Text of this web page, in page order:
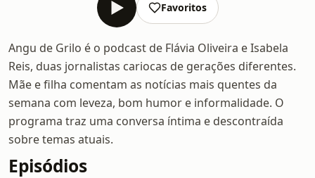
Favoritos
Angu de Grilo é o podcast de Flávia Oliveira e Isabela
Reis, duas jornalistas cariocas de gerações diferentes.
Mãe e filha comentam as notícias mais quentes da
semana com leveza, bom humor e informalidade. O
programa traz uma conversa íntima e descontraída
sobre temas atuais.
Episódios